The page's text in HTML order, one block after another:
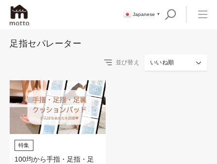
Japanese ▼
足指セパレーター
並び替え いいね順
特集
100均から手指・足指・足